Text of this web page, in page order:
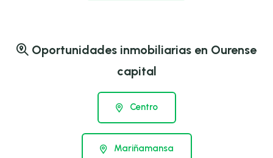
Oportunidades inmobiliarias en Ourense
capital
Centro
Mariñamansa